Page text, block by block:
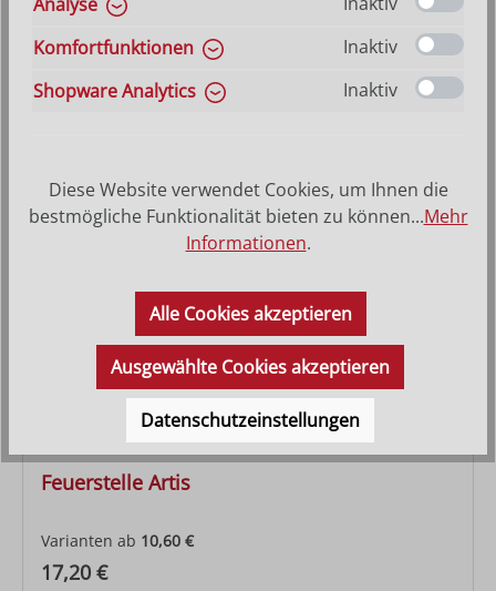
Krippenset Artis mit Stall Nr. 4707 17-teilig
Feuerstelle Artis
Varianten ab 10,60 €
Regulärer Preis:
17,20 €
Komfortfunktionen
Inaktiv
Shopware Analytics
Inaktiv
Diese Website verwendet Cookies, um Ihnen die
bestmögliche Funktionalität bieten zu können...Mehr
Informationen.
Alle Cookies akzeptieren
Ausgewählte Cookies akzeptieren
Datenschutzeinstellungen